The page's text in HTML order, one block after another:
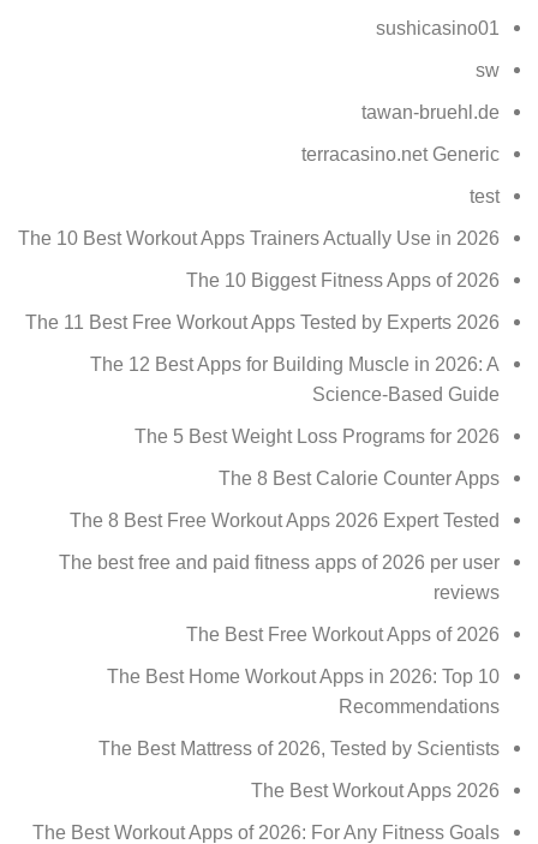
sushicasino01
sw
tawan-bruehl.de
terracasino.net Generic
test
The 10 Best Workout Apps Trainers Actually Use in 2026
The 10 Biggest Fitness Apps of 2026
The 11 Best Free Workout Apps Tested by Experts 2026
The 12 Best Apps for Building Muscle in 2026: A
Science-Based Guide
The 5 Best Weight Loss Programs for 2026
The 8 Best Calorie Counter Apps
The 8 Best Free Workout Apps 2026 Expert Tested
The best free and paid fitness apps of 2026 per user
reviews
The Best Free Workout Apps of 2026
The Best Home Workout Apps in 2026: Top 10
Recommendations
The Best Mattress of 2026, Tested by Scientists
The Best Workout Apps 2026
The Best Workout Apps of 2026: For Any Fitness Goals